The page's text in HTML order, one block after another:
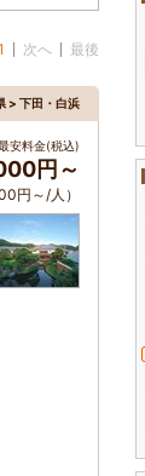
次へ 最後
> 下田・白浜
安料金(税込)
円～
円～/人）